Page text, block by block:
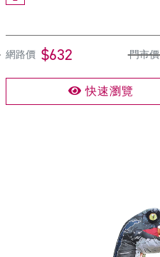
網路價 $632 門市價
快速瀏覽